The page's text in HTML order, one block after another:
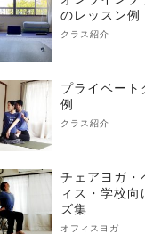
のレッスン例
クラス紹介
プライベート
例
クラス紹介
チェアヨガ・
ィス・学校
ズ集
オフィスヨガ